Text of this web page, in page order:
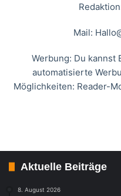
Mail:
Werbung: Du kannst
automatisierte
Möglichkeiten: Reader-
Aktuelle Beiträge
8. August 2026